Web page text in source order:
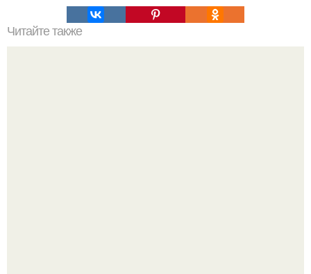
Читайте также